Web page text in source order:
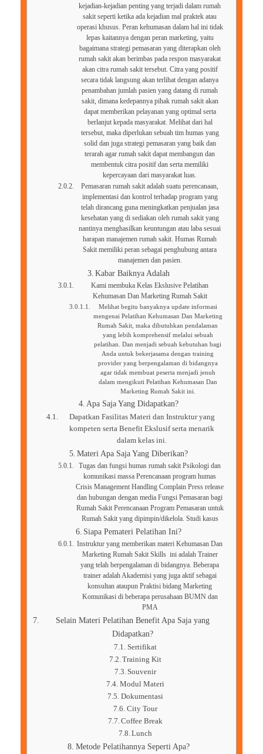
kejadian-kejadian penting yang terjadi dalam rumah
sakit seperti ketika ada kejadian mal praktek atau
operasi khusus. Peran kehumasan dalam hal ini tidak
lepas kaitannya dengan peran marketing, yaitu
bagaimana strategi pemasaran yang diterapkan oleh
rumah sakit akan berimbas pada respon masyarakat
akan citra rumah sakit tersebut. Citra yang positif
secara tidak langsung akan terlihat dengan adanya
penambahan jumlah pasien yang datang di rumah
sakit, dimana kedepannya pihak rumah sakit akan
dapat memberikan pelayanan yang optimal serta
berlanjut kepada masyarakat. Melihat dari hal
tersebut, maka diperlukan sebuah tim humas yang
solid dan juga strategi pemasaran yang baik dan
terarah agar rumah sakit dapat membangun dan
membentuk citra positif dan serta memiliki
kepercayaan dari masyarakat luas.
Pemasaran rumah sakit adalah suatu perencanaan,
implementasi dan kontrol terhadap program yang
telah dirancang guna meningkatkan penjualan jasa
kesehatan yang di sediakan oleh rumah sakit yang
nantinya menghasilkan keuntungan atau laba sesuai
harapan manajemen rumah sakit. Humas Rumah
Sakit memiliki peran sebagai penghubung antara
manajemen dan pasien.
Kabar Baiknya Adalah
Kami membuka Kelas Ekslusive Pelatihan
Kehumasan Dan Marketing Rumah Sakit
Melihat begitu banyaknya update informasi
mengenai Pelatihan Kehumasan Dan Marketing
Rumah Sakit, maka dibutuhkan pendalaman
yang lebih komprehensif melalui sebuah
pelatihan. Dan menjadi sebuah kebutuhan bagi
Anda untuk bekerjasama dengan training
provider yang berpengalaman di bidangnya
agar tidak membuat peserta menjadi jenuh
dalam mengikuti Pelatihan Kehumasan Dan
Marketing Rumah Sakit ini.
Apa Saja Yang Didapatkan?
Dapatkan Fasilitas Materi dan Instruktur yang
kompeten serta Benefit Ekslusif serta menarik
dalam kelas ini.
Materi Apa Saja Yang Diberikan?
Tugas dan fungsi humas rumah sakit Psikologi dan
komunikasi massa Perencanaan program humas
Crisis Management Handling Complain Press release
dan hubungan dengan media Fungsi Pemasaran bagi
Rumah Sakit Perencanaan Program Pemasaran untuk
Rumah Sakit yang dipimpin/dikelola. Studi kasus
Siapa Pemateri Pelatihan Ini?
Instruktur yang memberikan materi Kehumasan Dan
Marketing Rumah Sakit Skills ini adalah Trainer
yang telah berpengalaman di bidangnya. Beberapa
trainer adalah Akademisi yang juga aktif sebagai
konsultan ataupun Praktisi bidang Marketing
Komunikasi di beberapa perusahaan BUMN dan
PMA
Selain Materi Pelatihan Benefit Apa Saja yang
Didapatkan?
Sertifikat
Training Kit
Souvenir
Modul Materi
Dokumentasi
City Tour
Coffee Break
Lunch
Metode Pelatihannya Seperti Apa?